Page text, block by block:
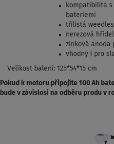
kompatibilita s
bateriemi
třílistá
nerezová
zinková anoda
vhodný i pro
Velikost balení: 125*54*15 cm
Pokud k motoru připojíte 100 Ah
bude v závislosi na odběru produ v